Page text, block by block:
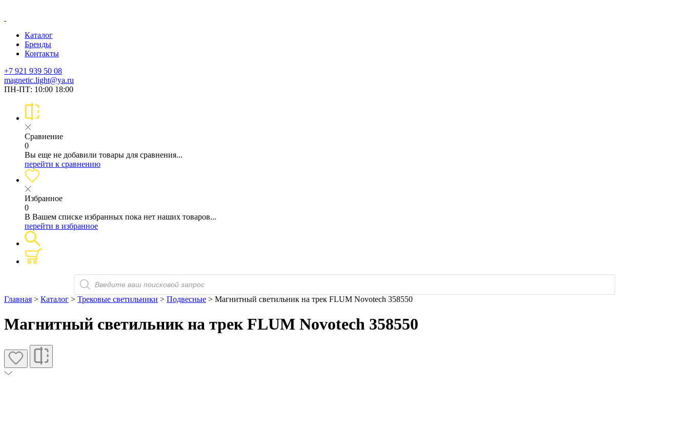
Каталог
Бренды
Контакты
+7 921 939 50 08
magnetic.light@ya.ru
ПН-ПТ: 10:00 18:00
Сравнение
0
Вы еще не добавили товары для сравнения...
перейти к сравнению
Избранное
0
В Вашем списке избранных пока нет наших товаров...
перейти в избранное
Поиск
товаров
Главная > Каталог > Трековые светильники > Подвесные > Магнитный светильник на трек FLUM Novotech 358550
Магнитный светильник на трек FLUM Novotech 358550